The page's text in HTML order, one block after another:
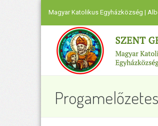
Magyar Katolikus Egyházközség |
Progamelőzetes